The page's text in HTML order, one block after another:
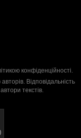
конфіденційності.
Відповідальність
текстів.